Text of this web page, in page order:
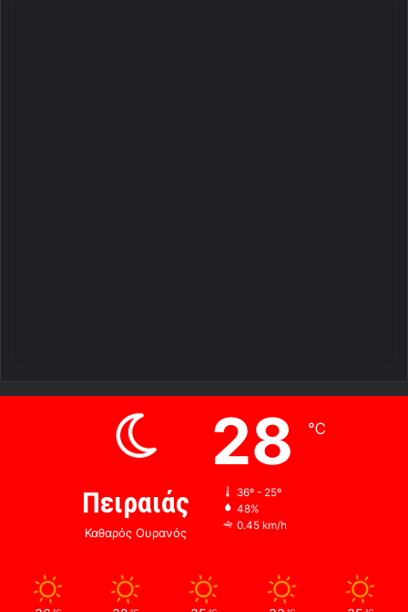
Πειραιάς
Καθαρός Ουρανός
28 ℃
36º - 25º
48%
0.45 km/h